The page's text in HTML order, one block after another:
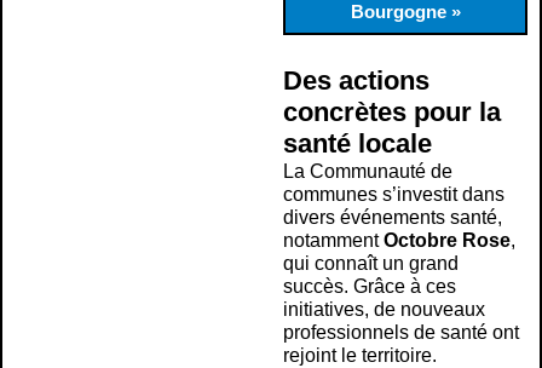
Bourgogne »
Des actions
concrètes pour la
santé locale
La Communauté de
communes s’investit dans
divers événements santé,
notammentOctobre Rose,
qui connaît un grand
succès. Grâce à ces
initiatives, de nouveaux
professionnels de santé ont
rejoint le territoire.